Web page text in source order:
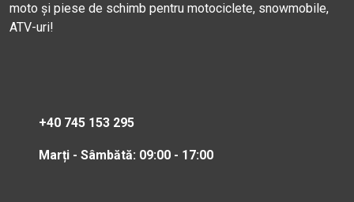
moto și piese de schimb pentru motociclete, snowmobile,
ATV-uri!
+40 745 153 295
Marți - Sâmbătă: 09:00 - 17:00